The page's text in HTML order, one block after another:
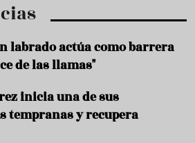
labrado actúa como barrera
de las llamas"
inicia una de sus
tempranas y recupera